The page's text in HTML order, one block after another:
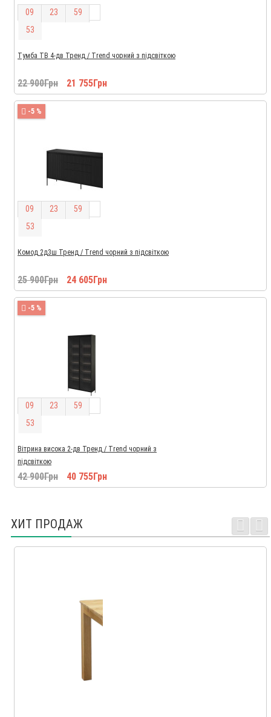
09 23 59
52
Тумба ТВ 4-дв Тренд / Trend чорний з підсвіткою
22 900Грн 21 755Грн
-5 %
09 23 59
52
Комод 2д3ш Тренд / Trend чорний з підсвіткою
25 900Грн 24 605Грн
-5 %
09 23 59
52
Вітрина висока 2-дв Тренд / Trend чорний з
підсвіткою
42 900Грн 40 755Грн
ХИТ ПРОДАЖ